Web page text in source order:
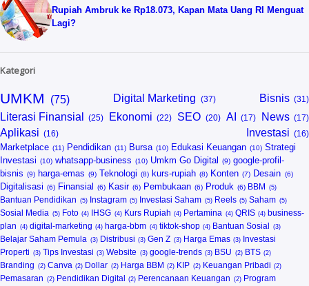
Rupiah Ambruk ke Rp18.073, Kapan Mata Uang RI Menguat
Lagi?
Kategori
UMKM Digital Marketing
Bisnis
Literasi Finansial
Ekonomi SEO AI
News
Aplikasi
Investasi
Marketplace Pendidikan Bursa Edukasi Keuangan
Strategi
Investasi
whatsapp-business Umkm Go Digital
google-profil-
bisnis
harga-emas Teknologi kurs-rupiah Konten
Desain
Digitalisasi
Finansial Kasir Pembukaan Produk
BBM
Bantuan Pendidikan
Instagram Investasi Saham Reels
Saham
Sosial Media
Foto IHSG Kurs Rupiah Pertamina QRIS
business-
plan
digital-marketing harga-bbm tiktok-shop
Bantuan Sosial
Belajar Saham Pemula
Distribusi Gen Z Harga Emas
Investasi
Properti
Tips Investasi Website google-trends BSU
BTS
Branding
Canva Dollar Harga BBM KIP
Keuangan Pribadi
Pemasaran
Pendidikan Digital Perencanaan Keuangan
Program